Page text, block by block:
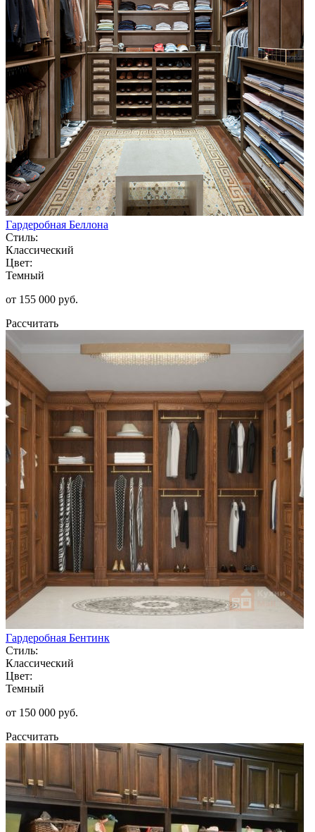
Гардеробная Беллона
Стиль:
Классический
Цвет:
Темный
от 155 000 руб.
Рассчитать
Гардеробная Бентинк
Стиль:
Классический
Цвет:
Темный
от 150 000 руб.
Рассчитать